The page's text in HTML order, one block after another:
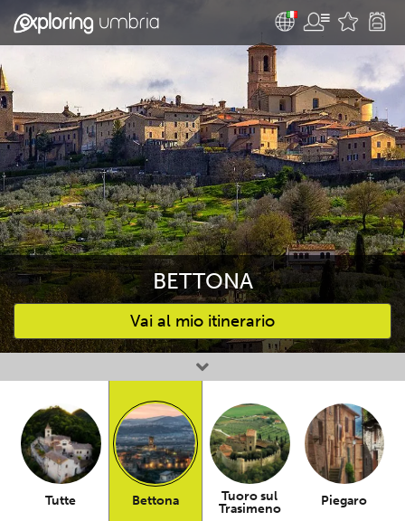
BETTONA
Vai al mio itinerario
Attività preferite
Tutte Bettona
Tuoro sul
Trasimeno
Piegaro